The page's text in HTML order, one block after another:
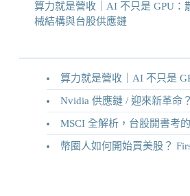
算力就是營收｜AI 不只是 GPU：
械結構與台股供應鏈
算力就是營收｜AI 不只是 GPU：散熱、
Nvidia 供應鏈 / 迎來新革命？盤點值得
MSCI 全解析，台股開書考的外資行情，
幣圈人如何開始買美股？ Firstrade 開